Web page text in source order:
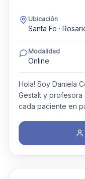
Ubicación
Santa Fe ·
Modalidad
Online
Hola! Soy Daniela
Gestalt y profesora
cada paciente en